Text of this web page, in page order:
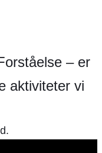
– er
aktiviteter vi